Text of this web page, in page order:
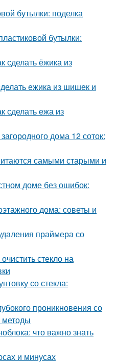
бутылки: поделка
бутылки:
сделать ёжика из
ежика из шишек и
сделать ежа из
дома 12 соток:
самыми старыми и
доме без ошибок:
дома: советы и
праймера со
стекло на
со стекла:
проникновения со
методы
что важно знать
и минусах